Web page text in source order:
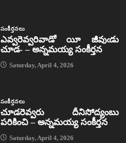
సంకీర్తనలు
ఎవ్వరెవ్వరివాడో యీ జీవుఁడు
చూడ- – అన్నమయ్య సంకీర్తన
Saturday, April 4, 2026
సంకీర్తనలు
చూడరెవ్వరు దీనిసోద్యంబు
పరికించి – అన్నమయ్య సంకీర్తన
Saturday, April 4, 2026